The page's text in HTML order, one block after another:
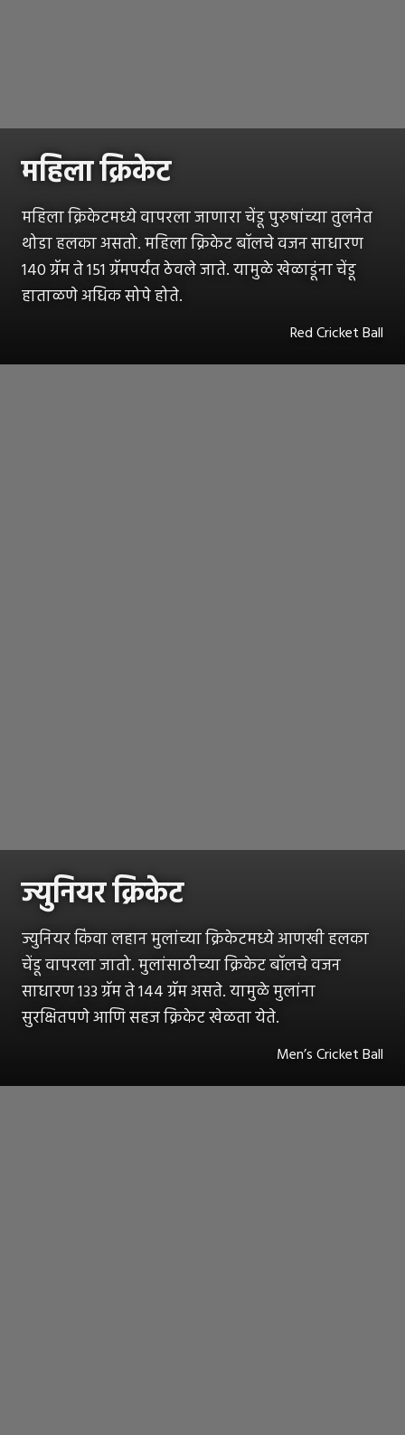
महिला क्रिकेट
महिला क्रिकेटमध्ये वापरला जाणारा चेंडू पुरुषांच्या तुलनेत
थोडा हलका असतो. महिला क्रिकेट बॉलचे वजन साधारण
140 ग्रॅम ते 151 ग्रॅमपर्यंत ठेवले जाते. यामुळे खेळाडूंना चेंडू
हाताळणे अधिक सोपे होते.
Red Cricket Ball
ज्युनियर क्रिकेट
ज्युनियर किंवा लहान मुलांच्या क्रिकेटमध्ये आणखी हलका
चेंडू वापरला जातो. मुलांसाठीच्या क्रिकेट बॉलचे वजन
साधारण 133 ग्रॅम ते 144 ग्रॅम असते. यामुळे मुलांना
सुरक्षितपणे आणि सहज क्रिकेट खेळता येते.
Men’s Cricket Ball